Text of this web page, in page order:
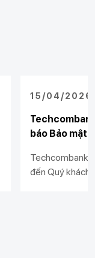
15/04/2026
báo Bảo mật
Techcombank
đến Quý khách